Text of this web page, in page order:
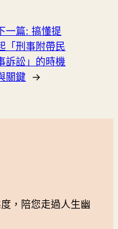
一篇:搞懂提
「刑事附帶民
訴訟」的時機
關鍵
→
，陪您走過人生幽